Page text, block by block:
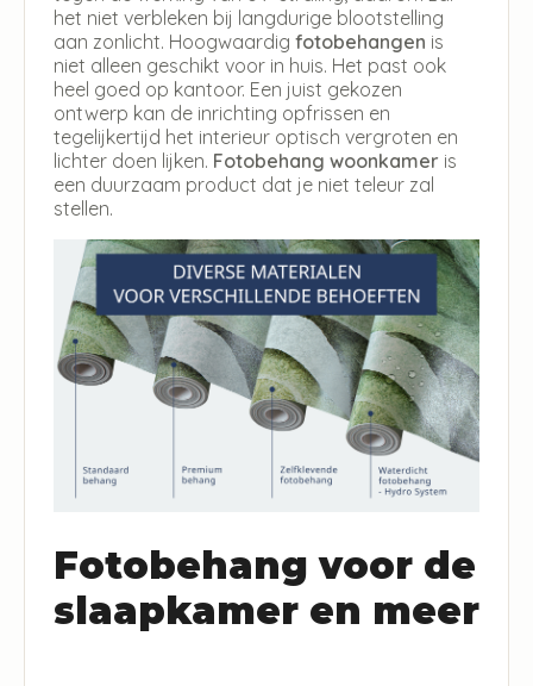
het niet verbleken bij langdurige blootstelling
aan zonlicht. Hoogwaardig fotobehangen is
niet alleen geschikt voor in huis. Het past ook
heel goed op kantoor. Een juist gekozen
ontwerp kan de inrichting opfrissen en
tegelijkertijd het interieur optisch vergroten en
lichter doen lijken. Fotobehang woonkamer is
een duurzaam product dat je niet teleur zal
stellen.
Fotobehang voor de
slaapkamer en meer